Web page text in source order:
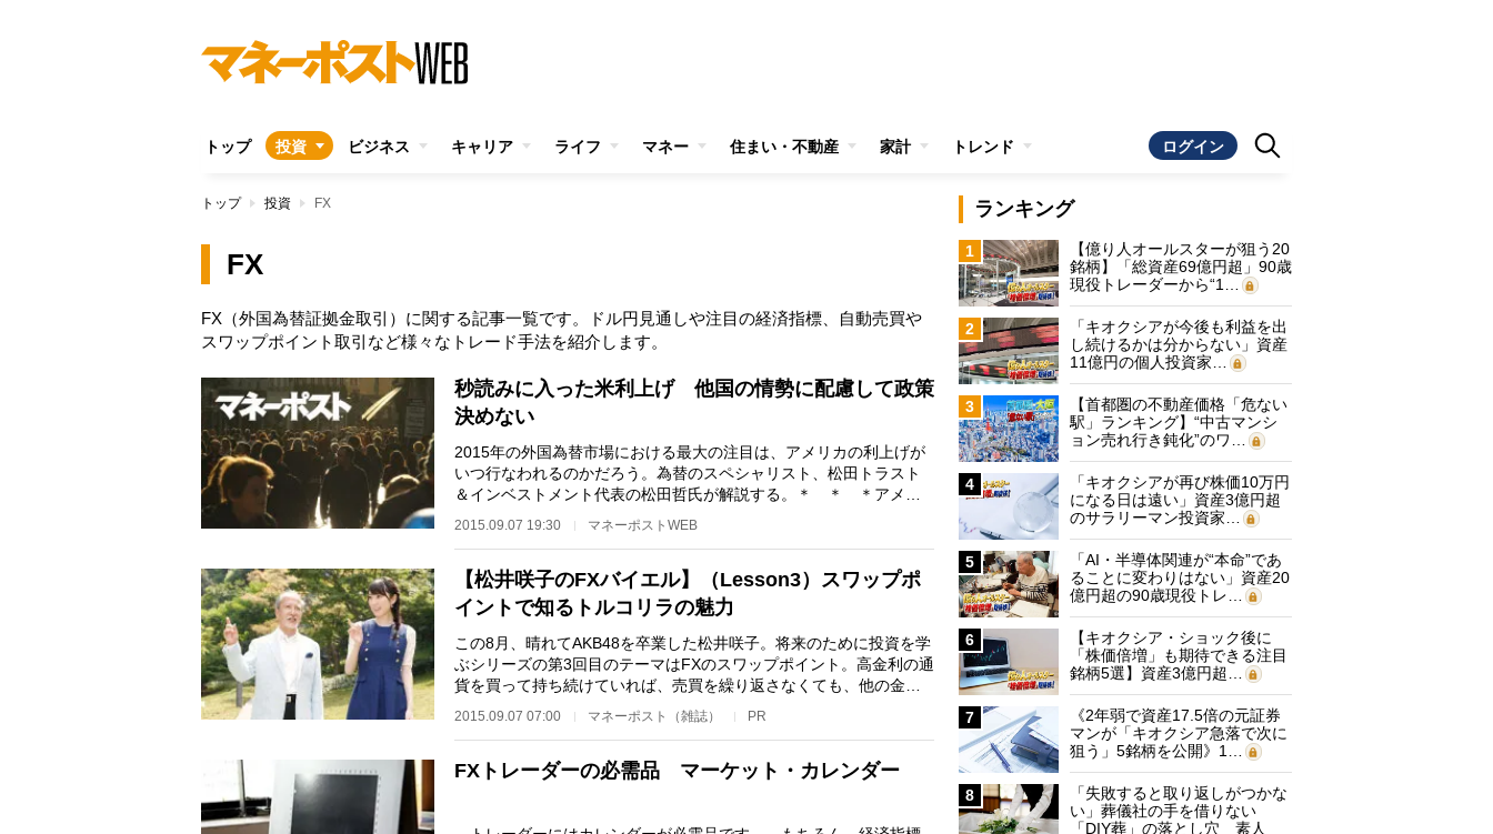
トップ 投資 ビジネス キャリア ライフ マネー 住まい・不動産 家計 トレンド ログイン
トップ 投資 FX
FX
FX（外国為替証拠金取引）に関する記事一覧です。ドル円見通しや注目の経済指標、自動売買や
スワップポイント取引など様々なトレード手法を紹介します。
秒読みに入った米利上げ 他国の情勢に配慮して政策
決めない
2015年の外国為替市場における最大の注目は、アメリカの利上げが
いつ行なわれるのかだろう。為替のスペシャリスト、松田トラスト
＆インベストメント代表の松田哲氏が解説する。＊ ＊ ＊アメリ
2015.09.07 19:30 マネーポストWEB
【松井咲子のFXバイエル】（Lesson3）スワップポ
イントで知るトルコリラの魅力
この8月、晴れてAKB48を卒業した松井咲子。将来のために投資を学
ぶシリーズの第3回目のテーマはFXのスワップポイント。高金利の通
貨を買って持ち続けていれば、売買を繰り返さなくても、他の金融
2015.09.07 07:00 マネーポスト（雑誌） PR
FXトレーダーの必需品 マーケット・カレンダー
ランキング
1
【億り人オールスターが狙う20
銘柄】「総資産69億円超」90歳
現役トレーダーから“1…
2
「キオクシアが今後も利益を出
し続けるかは分からない」資産
11億円の個人投資家…
3
【首都圏の不動産価格「危ない
駅」ランキング】“中古マンシ
ョン売れ行き鈍化”のワ…
4
「キオクシアが再び株価10万円
になる日は遠い」資産3億円超
のサラリーマン投資家…
5
「AI・半導体関連が“本命”であ
ることに変わりはない」資産20
億円超の90歳現役トレ…
6
【キオクシア・ショック後に
「株価倍増」も期待できる注目
銘柄5選】資産3億円超…
7
《2年弱で資産17.5倍の元証券
マンが「キオクシア急落で次に
狙う」5銘柄を公開》1…
8
「失敗すると取り返しがつかな
い」葬儀社の手を借りない
「DIY葬」の落とし穴 素人